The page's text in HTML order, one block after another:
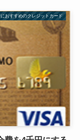
おすすめのクレジットカード